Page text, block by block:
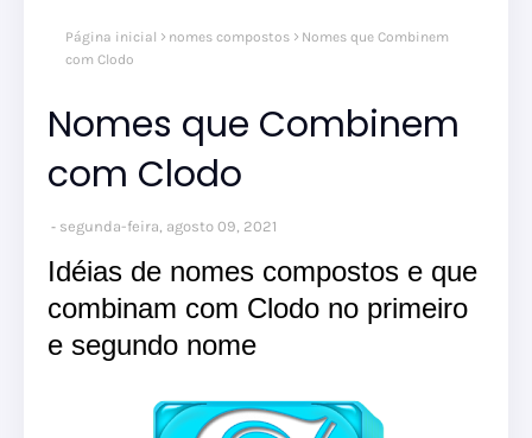
Página inicial nomes compostos
Nomes que Combinem
com Clodo
Nomes que Combinem
com Clodo
segunda-feira, agosto 09, 2021
Idéias de nomes compostos e que
combinam com Clodo no primeiro
e segundo nome